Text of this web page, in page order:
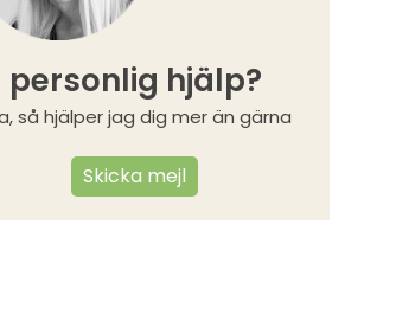
personlig hjälp?
så hjälper jag dig mer än gärna
Skicka mejl